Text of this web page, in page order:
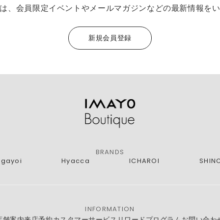
、会員限定イベントやメールマガジンなどの最新情報を
新規会員登録
BRANDS
Hyacca ICHAROI
INFORMATION